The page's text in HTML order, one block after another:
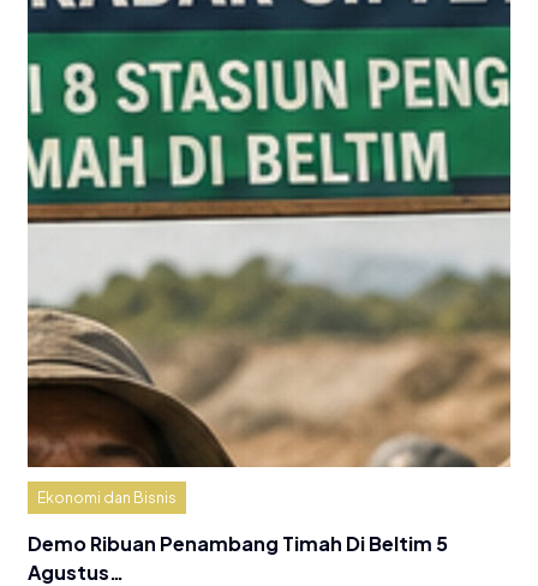
Ekonomi dan Bisnis
Demo Ribuan Penambang Timah Di Beltim 5
Agustus…